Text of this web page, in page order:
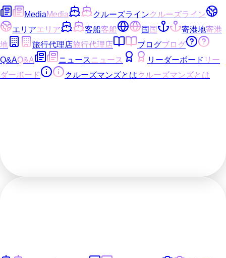
MediaMedia クルーズラインクルーズライン
エリアエリア 客船客船 国国 寄港地寄港
地
旅行代理店旅行代理店 ブログブログ
Q&AQ&A ニュース ニュース リーダーボード リー
ダーボード
クルーズマンズとはクルーズマンズとは